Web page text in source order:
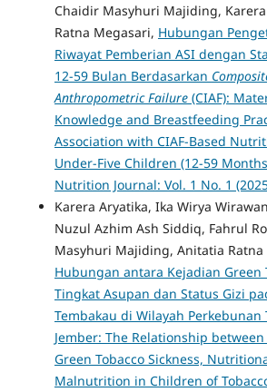
Chaidir Masyhuri Majiding,
Ratna Megasari, Hubungan
Riwayat Pemberian ASI dengan
12-59 Bulan Berdasarkan
Anthropometric Failure(CIAF):
Knowledge and Breastfeeding
Association with CIAF-Based
Under-Five Children (12-59
Nutrition Journal: Vol. 1 No. 1
Karera Aryatika, Ika Wirya
Nuzul Azhim Ash Siddiq, Fahrul
Masyhuri Majiding, Anitatia Ratna
Hubungan antara Kejadian Green
Tingkat Asupan dan Status Gizi
Tembakau di Wilayah Perkebunan
Jember: The Relationship
Green Tobacco Sickness,
Malnutrition in Children of